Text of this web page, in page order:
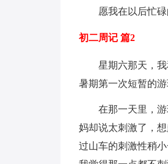
愿我在以后忙
初二周记 篇2
星期六那天，
暑期第一次短暂的游
在那一天里，
妈却说太刺激了，
过山车的刺激性稍